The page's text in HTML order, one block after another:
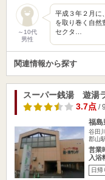
～10代
男性
平成３年２月に
を取り巻く自然
セクタ…
関連情報から探す
スーパー銭湯 遊湯
3.7点/
福島
谷田
郡山
営業
入浴
日帰